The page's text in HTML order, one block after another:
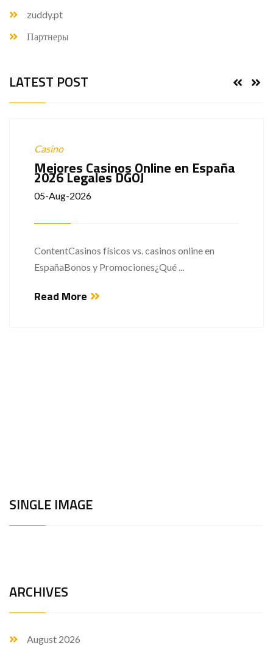
zuddy.pt
Партнеры
LATEST POST
Casino
Mejores Casinos Online en España
2026 Legales DGOJ
05-Aug-2026
ContentCasinos físicos vs. casinos online en
EspañaBonos y Promociones¿Qué ...
Read More
SINGLE IMAGE
ARCHIVES
August 2026